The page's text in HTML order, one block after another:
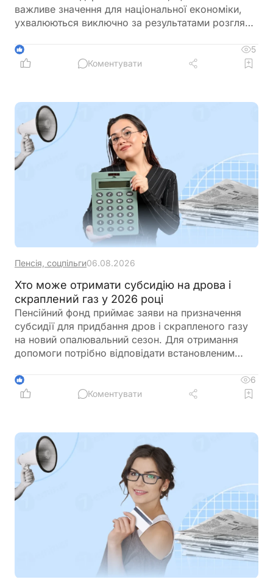
важливе значення для національної економіки,
ухвалюються виключно за результатами розгляду
Перевізників закликали не довіряти
посередникам, які за винагороду обіцяють
1
5
Коментувати
Пенсія, соцпільги06.08.2026
Хто може отримати субсидію на дрова і
скраплений газ у 2026 році
Пенсійний фонд приймає заяви на призначення
субсидії для придбання дров і скрапленого газу
на новий опалювальний сезон. Для отримання
допомоги потрібно відповідати встановленим
1
6
Коментувати